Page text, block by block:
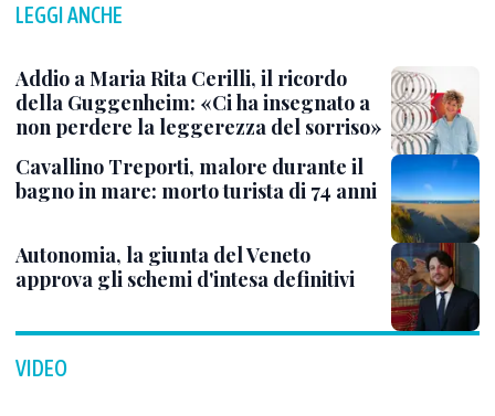
LEGGI ANCHE
Addio a Maria Rita Cerilli, il ricordo
della Guggenheim: «Ci ha insegnato a
non perdere la leggerezza del sorriso»
Cavallino Treporti, malore durante il
bagno in mare: morto turista di 74 anni
Autonomia, la giunta del Veneto
approva gli schemi d'intesa definitivi
VIDEO